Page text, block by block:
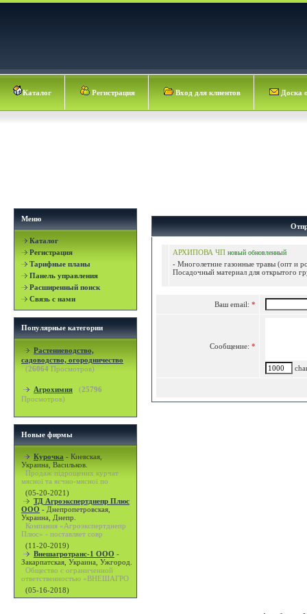
Каталог Регистрация Вход для клиентов Доска
Меню
Каталог
Регистрация
Тарифные планы
Панель управления
Расширенный поиск
Связь с нами
Популярные категории
Растениеводство,
садоводство, огородничество
(26064 Просмотров)
Агрохимия (25796
Просмотров)
Новые фирмы
Курочка - Киевская,
Украина, Васильков.
Продаж підрощених курчат
мясної та яєчно-мясної по
(05-20-2021)
ТД Агроэкспертднепр Плюс
ООО - Днепропетровская,
Украина, Днепр.
Компания «Агроэкспертднепр
Плюс» - поставляет совр
(11-20-2019)
Внешагротранс-1 ООО -
Закарпатская, Украина, Ужгород.
Общество с ограниченной
ответственностью «ВНЕШАГРО
(05-16-2018)
АРХИПОВА ЧП новый обновленный
- Многолетние газонные травы (опт и
Посадочный материал для открытого
Ваш email: *
Сообщение: *